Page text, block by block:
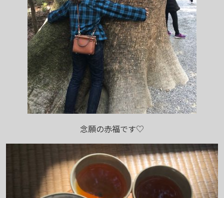
念願の赤福です♡